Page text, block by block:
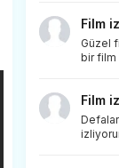
Film
Güzel
bir film
Film